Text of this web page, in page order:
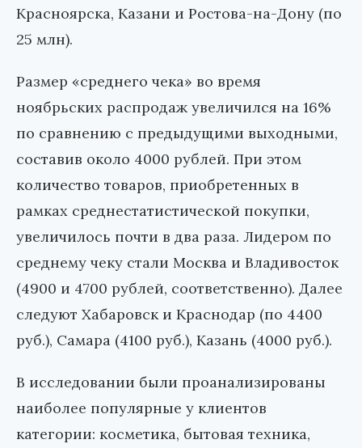
Красноярска, Казани и Ростова-на-Дону (по
25 млн).
Размер «среднего чека» во время
ноябрьских распродаж увеличился на 16%
по сравнению с предыдущими выходными,
составив около 4000 рублей. При этом
количество товаров, приобретенных в
рамках среднестатистической покупки,
увеличилось почти в два раза. Лидером по
среднему чеку стали Москва и Владивосток
(4900 и 4700 рублей, соответственно). Далее
следуют Хабаровск и Краснодар (по 4400
руб.), Самара (4100 руб.), Казань (4000 руб.).
В исследовании были проанализированы
наиболее популярные у клиентов
категории: косметика, бытовая техника,